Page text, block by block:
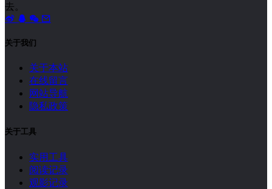
去。
关于我们
关于本站
在线留言
网站导航
隐私政策
关于工具
实用工具
阅读记录
观影记录